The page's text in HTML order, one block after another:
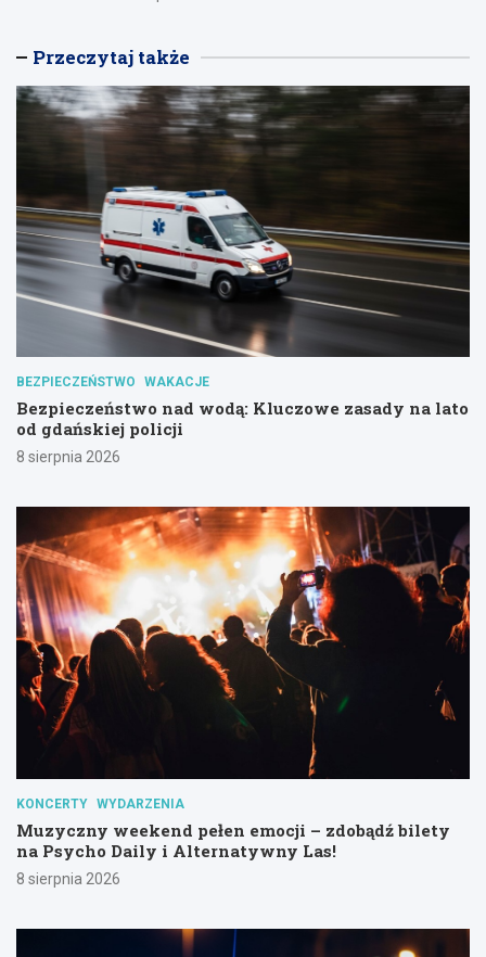
Przeczytaj także
BEZPIECZEŃSTWO WAKACJE
Bezpieczeństwo nad wodą: Kluczowe zasady na lato
od gdańskiej policji
8 sierpnia 2026
KONCERTY WYDARZENIA
Muzyczny weekend pełen emocji – zdobądź bilety
na Psycho Daily i Alternatywny Las!
8 sierpnia 2026